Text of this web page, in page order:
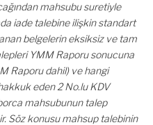
mahsubu suretiyle
iade talebine ilişkin standart
belgelerin eksiksiz ve tam
YMM Raporu sonucuna
Raporu dahil) ve hangi
eden 2 No.lu KDV
mahsubunun talep
Söz konusu mahsup talebinin